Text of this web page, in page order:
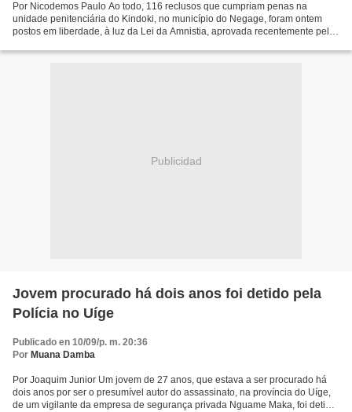
Por Nicodemos Paulo Ao todo, 116 reclusos que cumpriam penas na
unidade penitenciária do Kindoki, no município do Negage, foram ontem
postos em liberdade, à luz da Lei da Amnistia, aprovada recentemente pela
Publicidad
Jovem procurado há dois anos foi detido pela
Polícia no Uíge
Publicado en 10/09/p. m. 20:36
Por Muana Damba
Por Joaquim Junior Um jovem de 27 anos, que estava a ser procurado há
dois anos por ser o presumível autor do assassinato, na província do Uíge,
de um vigilante da empresa de segurança privada Nguame Maka, foi detido